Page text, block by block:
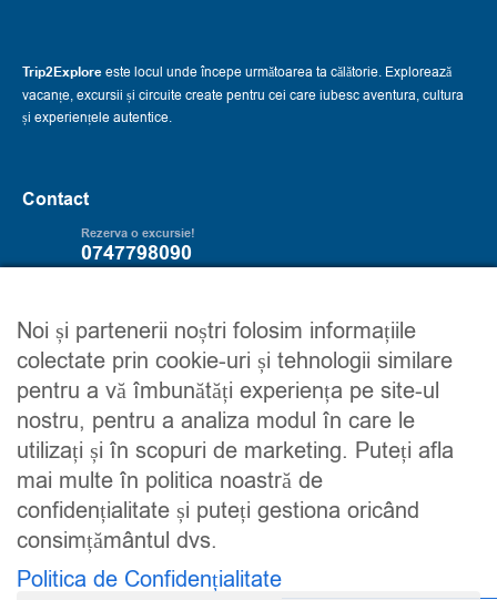
Trip2Exploreeste locul unde începe următoarea ta călătorie. Explorează
vacanțe, excursii și circuite create pentru cei care iubesc aventura, cultura
și experiențele autentice.
Contact
Rezerva o excursie!
0747798090
Servicii
Excursii
Circuite
Maroc
Trip2explore
Despre noi
Contacteaza-ne
Detalii financiare
Urmareste-ne
Noi și partenerii noștri folosim informațiile
colectate prin cookie-uri și tehnologii similare
pentru a vă îmbunătăți experiența pe site-ul
nostru, pentru a analiza modul în care le
utilizați și în scopuri de marketing. Puteți afla
mai multe în politica noastră de
confidențialitate și puteți gestiona oricând
consimțământul dvs.
Politica de Confidențialitate